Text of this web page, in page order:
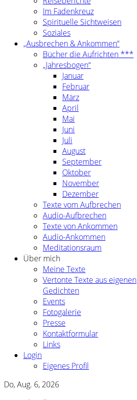
Im Fadenkreuz
Spirituelle Sichtweisen
Soziales
„Ausbrechen & Ankommen“
Bücher die Aufrichten ***
„Jahresbogen“
Januar
Februar
März
April
Mai
Juni
Juli
August
September
Oktober
November
Dezember
Texte vom Aufbrechen
Audio-Aufbrechen
Texte von Ankommen
Audio-Ankommen
Meditationsraum
Über mich
Meine Texte
Vertonte Texte aus eigenen
Gedichten
Events
Fotogalerie
Presse
Kontaktformular
Links
Login
Eigenes Profil
Do, Aug. 6, 2026